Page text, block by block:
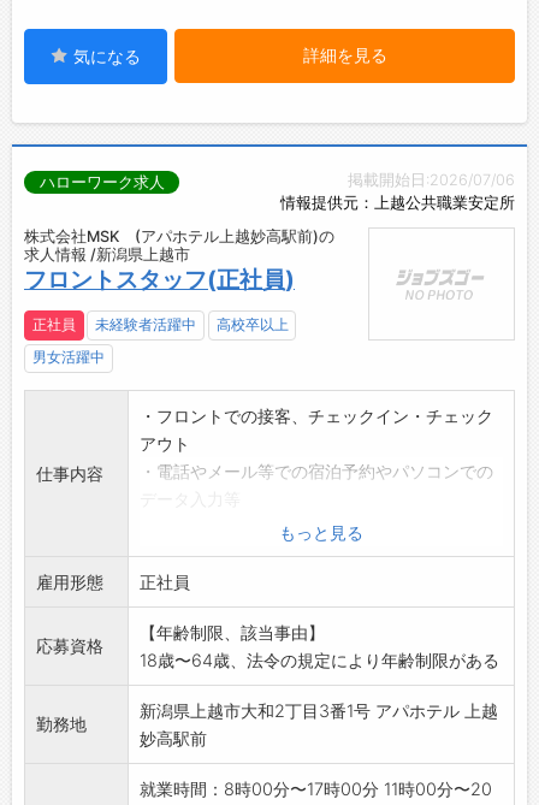
気になる 詳細を見る
掲載開始日:2026/07/06
情報提供元：上越公共職業安定所
ハローワーク求人
株式会社MSK (アパホテル上越妙高駅前)の
求人情報 /新潟県上越市
フロントスタッフ(正社員)
正社員 未経験者活躍中
高校卒以上
男女活躍中
仕事内容
・フロントでの接客、チェックイン・チェック
アウト
・電話やメール等での宿泊予約やパソコンでの
*幅広い業務に携わっていただきます。
未経験の方にも丁寧に説明・指導いたしま
す。
ワンランク上の接客マナーを身に付けること
ができる環境です。
【応募前職場見学可能です。ハローワークでご
相談ください。】
(事前連絡要)
採用後、業務内容の変更予定なし
もっと見る
雇用形態 正社員
応募資格
【年齢制限、該当事由】
18歳〜64歳、法令の規定により年齢制限がある
勤務地
新潟県上越市大和2丁目3番1号 アパホテル 上越
妙高駅前
就業時間：8時00分〜17時00分 11時00分〜20